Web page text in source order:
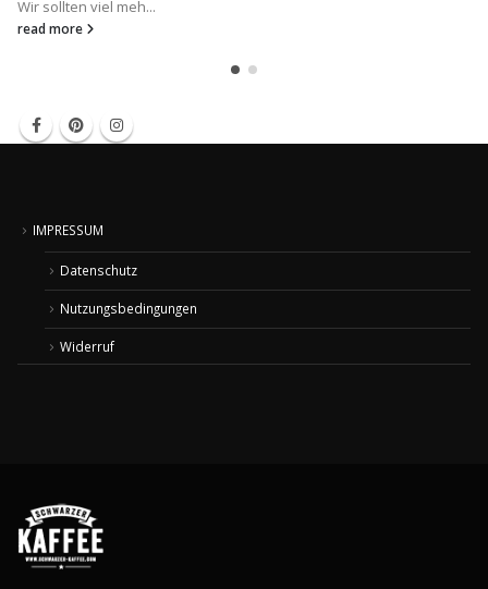
Wir sollten viel meh...
read more
IMPRESSUM
Datenschutz
Nutzungsbedingungen
Widerruf